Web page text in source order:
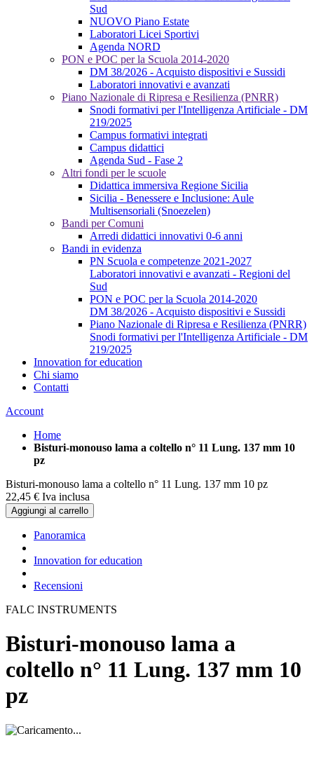
Sud
NUOVO Piano Estate
Laboratori Licei Sportivi
Agenda NORD
PON e POC per la Scuola 2014-2020
DM 38/2026 - Acquisto dispositivi e Sussidi
Laboratori innovativi e avanzati
Piano Nazionale di Ripresa e Resilienza (PNRR)
Snodi formativi per l'Intelligenza Artificiale - DM
219/2025
Campus formativi integrati
Campus didattici
Agenda Sud - Fase 2
Altri fondi per le scuole
Didattica immersiva Regione Sicilia
Sicilia - Benessere e Inclusione: Aule
Multisensoriali (Snoezelen)
Bandi per Comuni
Arredi didattici innovativi 0-6 anni
Bandi in evidenza
PN Scuola e competenze 2021-2027
Laboratori innovativi e avanzati - Regioni del
Sud
PON e POC per la Scuola 2014-2020
DM 38/2026 - Acquisto dispositivi e Sussidi
Piano Nazionale di Ripresa e Resilienza (PNRR)
Snodi formativi per l'Intelligenza Artificiale - DM
219/2025
Innovation for education
Chi siamo
Contatti
Account
Home
Bisturi-monouso lama a coltello n° 11 Lung. 137 mm 10
pz
Bisturi-monouso lama a coltello n° 11 Lung. 137 mm 10 pz
22,45 € Iva inclusa
Aggiungi al carrello
Panoramica
Innovation for education
Recensioni
FALC INSTRUMENTS
Bisturi-monouso lama a
coltello n° 11 Lung. 137 mm 10
pz